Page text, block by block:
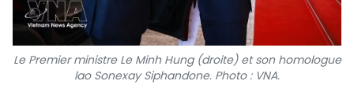
Le Premier ministre Le Minh Hung (droite) et son homologue
lao Sonexay Siphandone. Photo : VNA.